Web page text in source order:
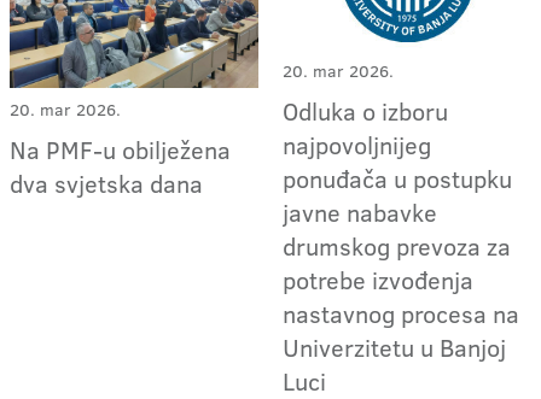
20. mar 2026.
Na PMF-u obilježena
dva svjetska dana
20. mar 2026.
Odluka o izboru
najpovoljnijeg
ponuđača u postupku
javne nabavke
drumskog prevoza za
potrebe izvođenja
nastavnog procesa na
Univerzitetu u Banjoj
Luci